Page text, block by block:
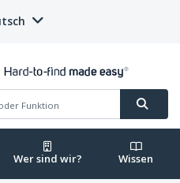
Wer sind wir? Wissen